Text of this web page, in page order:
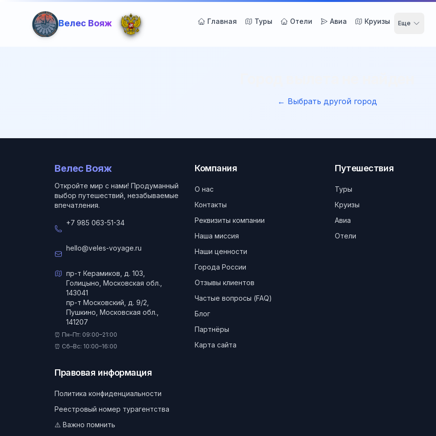
Велес Вояж Главная Туры Отели Авиа Круизы Еще
← Выбрать другой город
Велес Вояж
Откройте мир с нами! Продуманный
выбор путешествий, незабываемые
впечатления.
+7 985 063-51-34
hello@veles-voyage.ru
пр-т Керамиков, д. 103,
Голицыно, Московская обл.,
143041
пр-т Московский, д. 9/2,
Пушкино, Московская обл.,
141207
⏰ Пн–Пт: 09:00–21:00
⏰ Сб–Вс: 10:00–16:00
Компания
О нас
Контакты
Реквизиты компании
Наша миссия
Наши ценности
Города России
Отзывы клиентов
Частые вопросы (FAQ)
Блог
Партнёры
Карта сайта
Путешествия
Туры
Круизы
Авиа
Отели
Правовая информация
Политика конфиденциальности
Реестровый номер турагентства
⚠️ Важно помнить